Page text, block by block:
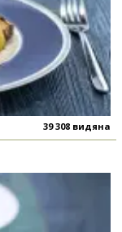
39 308 видяна